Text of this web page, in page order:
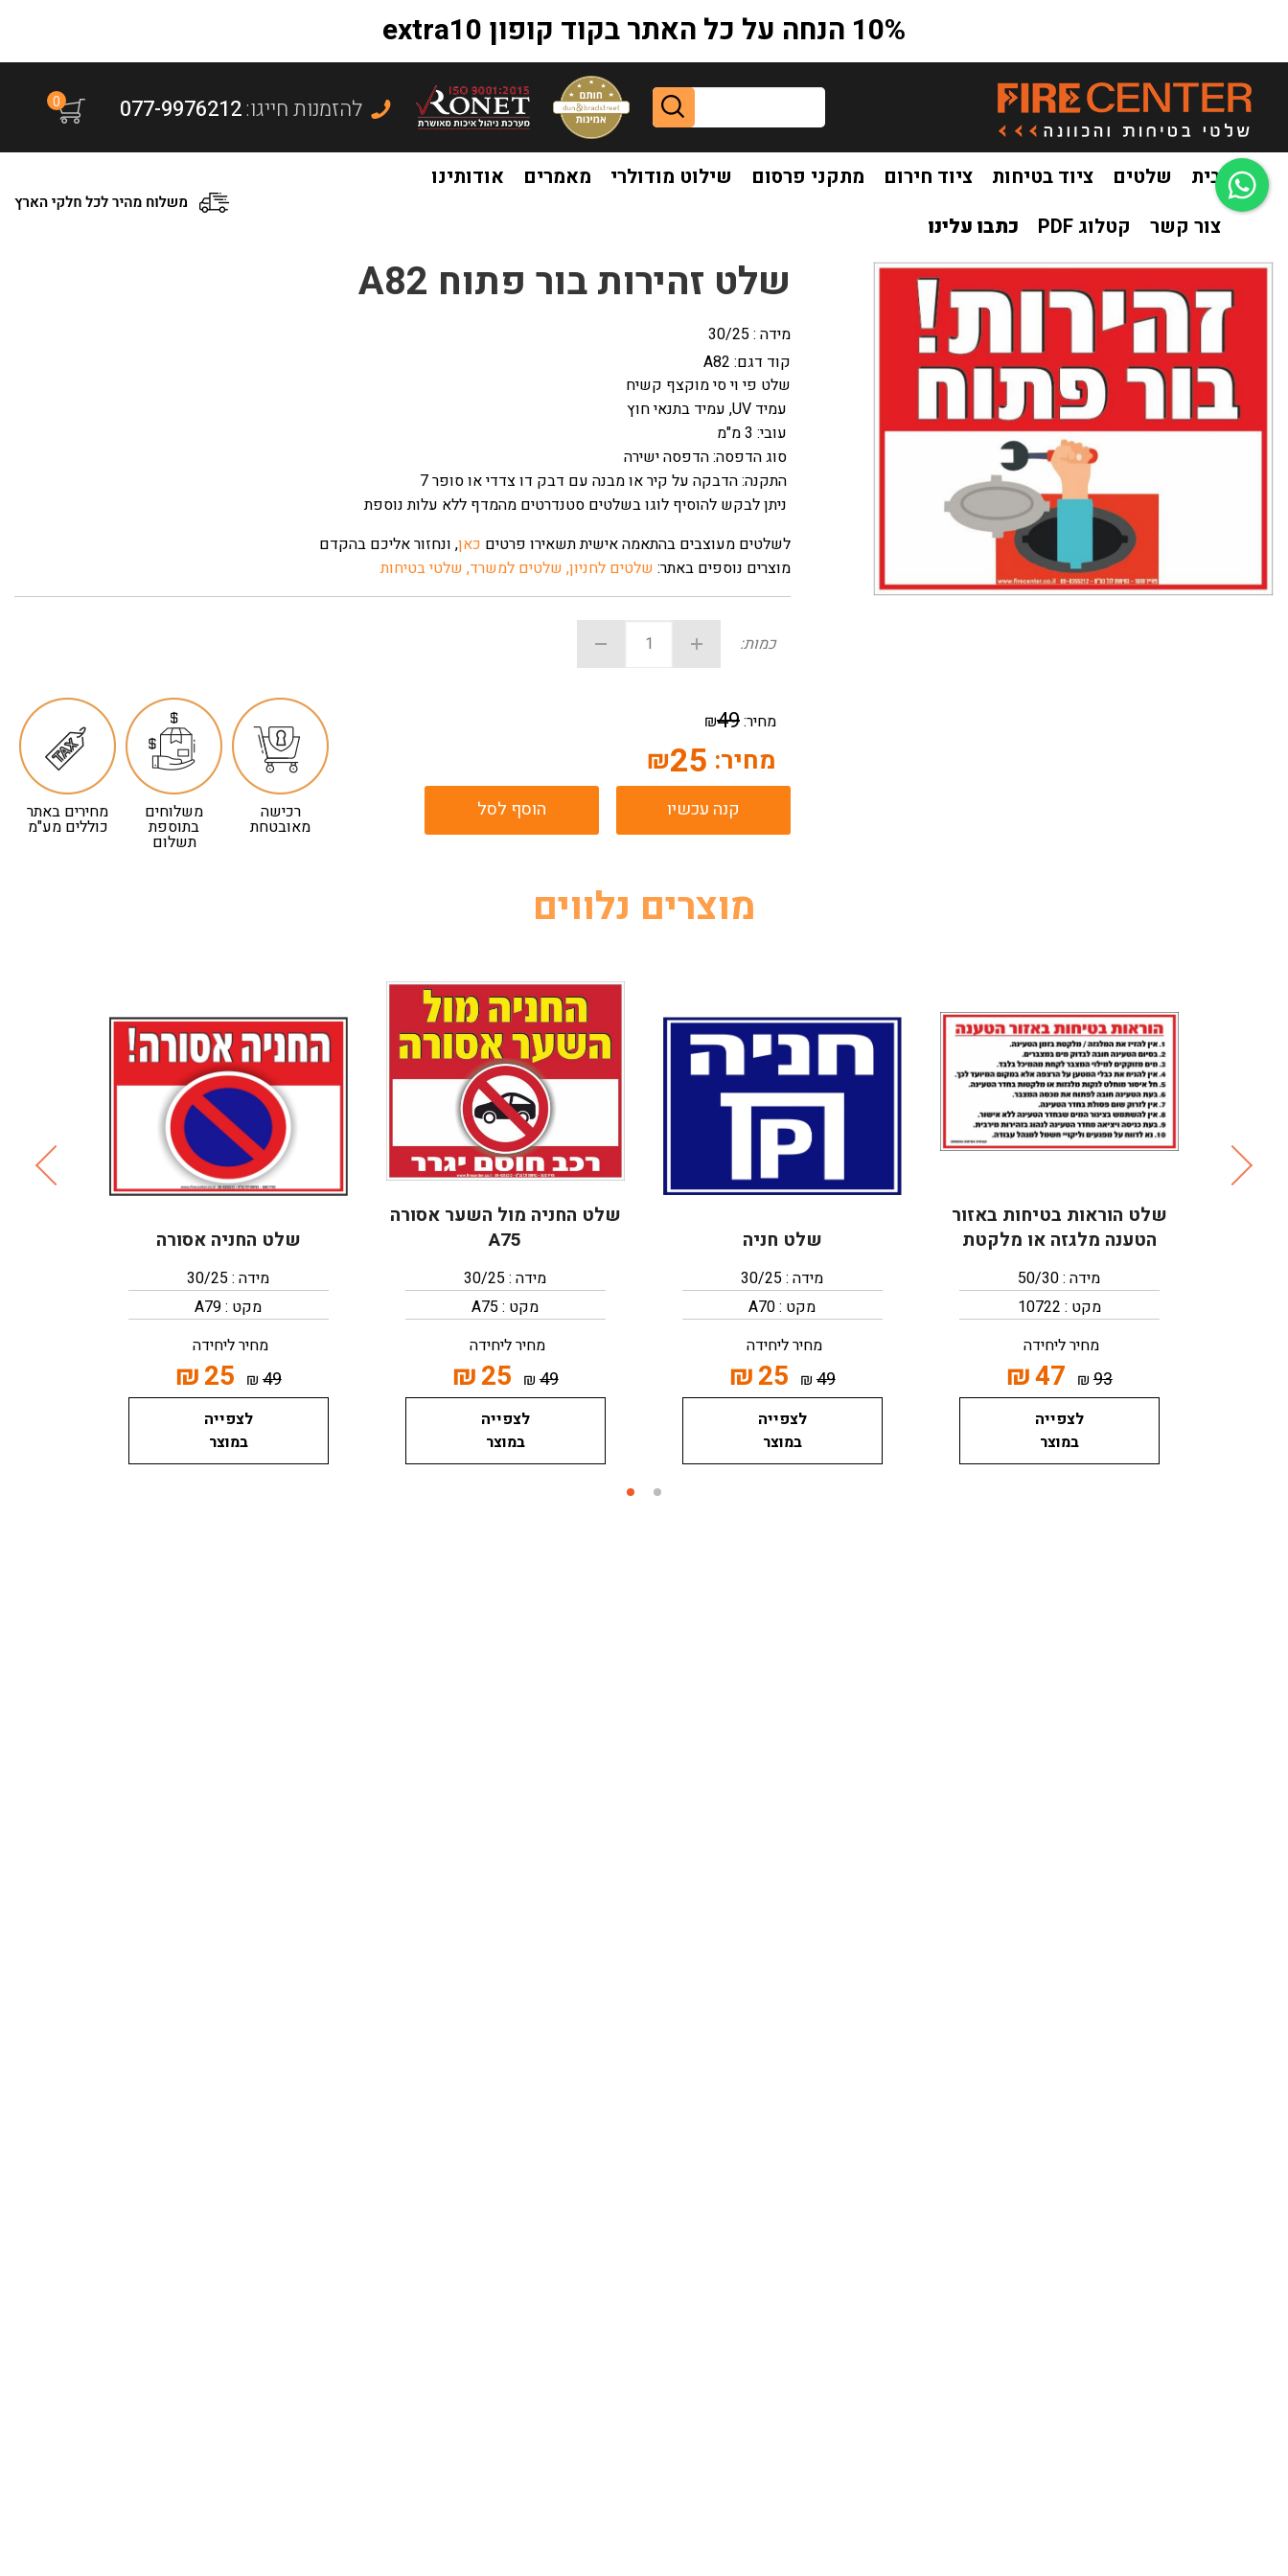
10% הנחה על כל האתר בקוד קופון extra10
0 :להזמנות חייגו 077-9976212
בית שלטים ציוד בטיחות ציוד חירום מתקני פרסום שילוט מודולרי מאמרים
אודותינו
צור קשר
קטלוג PDF כתבו עלינו שלטים / שלטים למשרד / שלט זהירות בור פתוח A82
שלט זהירות בור פתוח A82
מידה : 30/25
קוד דגם: A82
שלט פי וי סי מוקצף קשיח
עמיד UV, עמיד בתנאי חוץ
עובי: 3 מ"מ
סוג הדפסה: הדפסה ישירה
התקנה: הדבקה על קיר או מבנה עם דבק דו צדדי או סופר 7
ניתן לבקש להוסיף לוגו בשלטים סטנדרטים מהמדף ללא עלות נוספת
לשלטים מעוצבים בהתאמה אישית תשאירו פרטים כאן, ונחזור אליכם בהקדם
מוצרים נוספים באתר: שלטים לחניון, שלטים למשרד, שלטי בטיחות
כמות:
מחיר:49
₪
מחיר: 25
₪
קנה עכשיו הוסף לסל רכישה
מאובטחת
משלוחים
בתוספת
תשלום
מחירים באתר
כוללים מע"מ
מוצרים נלווים
שלט החניה אסורה
מידה : 30/25
מקט : A79
מחיר ליחידה
49
₪
25
₪
לצפייה
במוצר
שלט החניה מול השער אסורה
A75
מידה : 30/25
מקט : A75
מחיר ליחידה
49
₪
25
₪
לצפייה
במוצר
שלט חניה
מידה : 30/25
מקט : A70
מחיר ליחידה
49
₪
25
₪
לצפייה
במוצר
שלט הוראות בטיחות באזור
הטענה מלגזה או מלקטת
מידה : 50/30
מקט : 10722
מחיר ליחידה
93
₪
47
₪
לצפייה
במוצר